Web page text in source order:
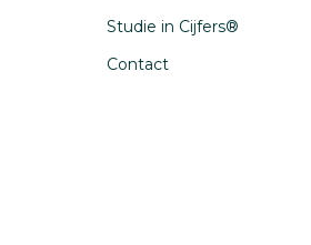
Studie in Cijfers®
Contact